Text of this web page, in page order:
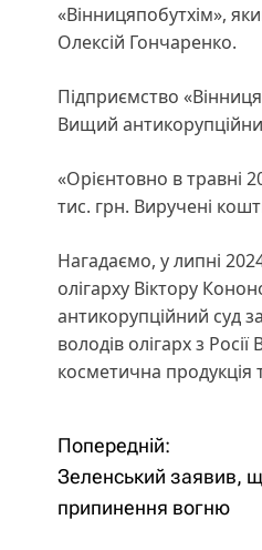
«Вінницяпобутхім»,
Олексій Гончаренко.
Підприємство
Вищий
«Орієнтовно в травні
тис. грн. Виручені
Нагадаємо, у липні
олігарху Віктору
антикорупційний суд
володів олігарх з
косметична продукція
Н
а
Попередній:
Зеленський заявив,
припинення вогню